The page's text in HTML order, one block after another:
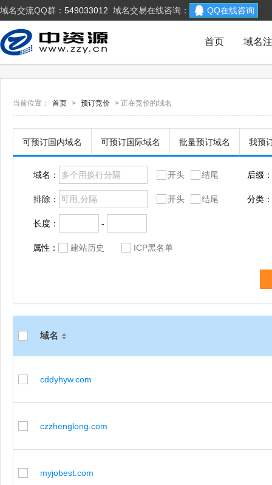
域名交流QQ群： 549033012 域名交易在线咨询： QQ在线咨询
域名
首页
当前位置： 首页 > 预订竞价 > 正在竞价的域名
可预订国内域名 可预订国际域名 批量预订域名 我预
域名： 开头 结尾
排除： 开头 结尾
长度： -
后缀：
分类：
属性： 建站历史 ICP黑名单
域名
cddyhyw.com
czzhenglong.com
myjobest.com